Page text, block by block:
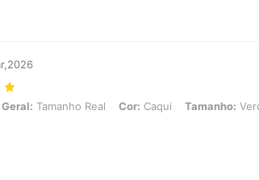
Tamanho Real, Cor: Caqui, Tamanho: Verde L
Tamanho Real Cor: Caqui Tamanho: